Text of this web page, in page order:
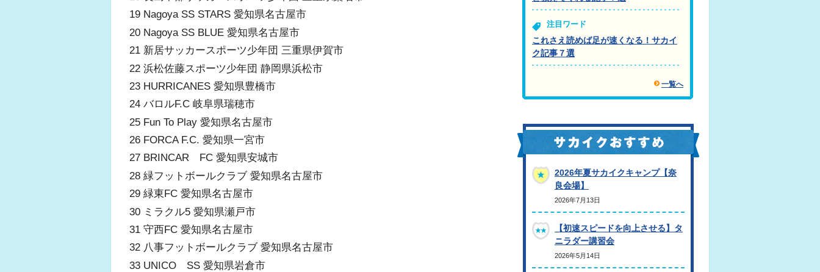
19 Nagoya SS STARS 愛知県名古屋市
20 Nagoya SS BLUE 愛知県名古屋市
21 新居サッカースポーツ少年団 三重県伊賀市
22 浜松佐藤スポーツ少年団 静岡県浜松市
23 HURRICANES 愛知県豊橋市
24 バロルF.C 岐阜県瑞穂市
25 Fun To Play 愛知県名古屋市
26 FORCA F.C. 愛知県一宮市
27 BRINCAR FC 愛知県安城市
28 緑フットボールクラブ 愛知県名古屋市
29 緑東FC 愛知県名古屋市
30 ミラクル5 愛知県瀬戸市
31 守西FC 愛知県名古屋市
32 八事フットボールクラブ 愛知県名古屋市
33 UNICO SS 愛知県岩倉市
注目ワード
これさえ読めば足が速くなる！サカイ
ク記事７選
一覧へ
2026年夏サカイクキャンプ【奈
良会場】
2026年7月13日
【初速スピードを向上させる】タ
ニラダー講習会
2026年5月14日